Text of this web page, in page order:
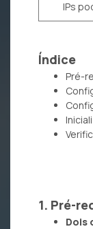
IPs
Índice
Pré-
1. Pré-
Dois